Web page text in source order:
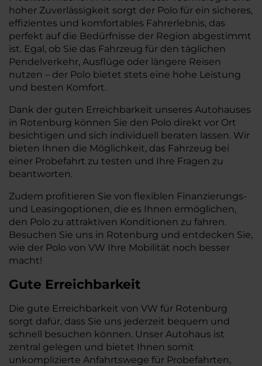
hoher Zuverlässigkeit sorgt der Polo für ein sicheres,
effizientes und komfortables Fahrerlebnis, das
perfekt auf die Bedürfnisse der Region abgestimmt
ist. Egal, ob Sie das Fahrzeug für den täglichen
Pendelverkehr, Ausflüge oder längere Reisen
nutzen – der Polo bietet stets eine hohe Leistung
und besten Komfort.
Dank der guten Erreichbarkeit unseres Autohauses
in Rotenburg können Sie den Polo direkt vor Ort
besichtigen und sich individuell beraten lassen. Wir
bieten Ihnen die Möglichkeit, das Fahrzeug bei
einer Probefahrt zu testen und Ihre Fragen zu
beantworten.
Zudem profitieren Sie von flexiblen Finanzierungs-
und Leasingoptionen, die es Ihnen ermöglichen,
den Polo zu attraktiven Konditionen zu fahren.
Besuchen Sie uns in Rotenburg und entdecken Sie,
wie der Polo von VW Ihre Mobilität noch besser
macht!
Gute Erreichbarkeit
Die gute Erreichbarkeit von VW für Rotenburg
sorgt dafür, dass Sie uns jederzeit bequem und
schnell besuchen können. Unser Autohaus ist
zentral gelegen und bietet Ihnen somit
unkomplizierte Anfahrtswege für Probefahrten,